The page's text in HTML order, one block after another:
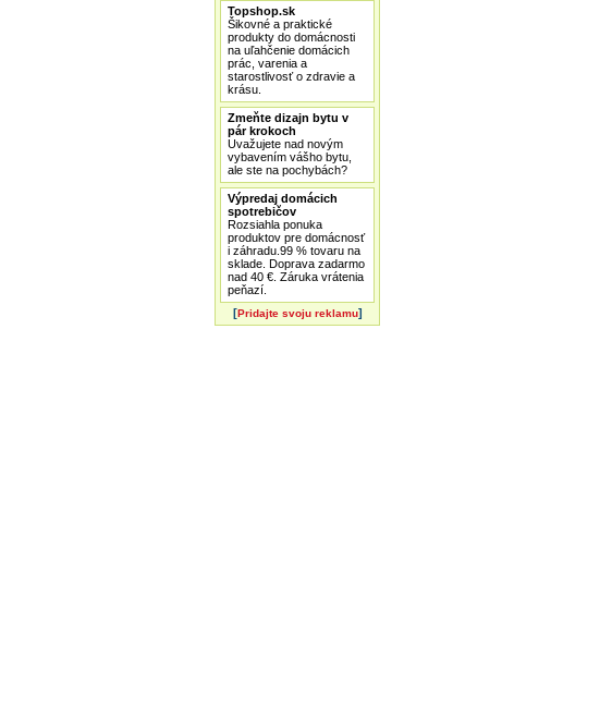
Topshop.sk
Šikovné a praktické
produkty do domácnosti
na uľahčenie domácich
prác, varenia a
starostlivosť o zdravie a
krásu.
Zmeňte dizajn bytu v
pár krokoch
Uvažujete nad novým
vybavením vášho bytu,
ale ste na pochybách?
Výpredaj domácich
spotrebičov
Rozsiahla ponuka
produktov pre domácnosť
i záhradu.99 % tovaru na
sklade. Doprava zadarmo
nad 40 €. Záruka vrátenia
peňazí.
[Pridajte svoju reklamu]